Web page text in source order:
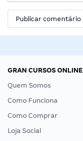
GRAN CURSOS ONLINE
Quem Somos
Como Funciona
Como Comprar
Loja Social